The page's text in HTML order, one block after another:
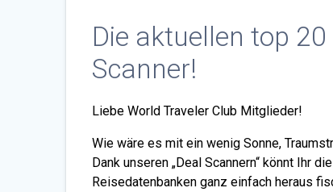
Die aktuellen top
Scanner!
Liebe World Traveler Club Mitglieder!
Wie wäre es mit ein wenig Sonne,
Dank unseren „Deal Scannern“ könnt Ihr
Reisedatenbanken ganz einfach heraus